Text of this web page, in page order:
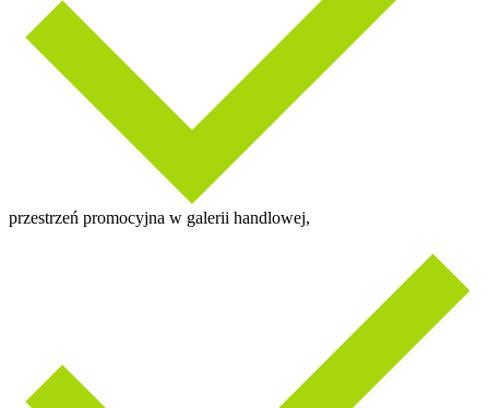
przestrzeń promocyjna w galerii handlowej,